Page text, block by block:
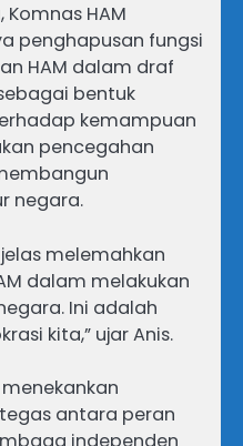
HAM
penghapusan fungsi
HAM dalam draf
bentuk
kemampuan
pencegahan
negara.
melemahkan
dalam melakukan
Ini adalah
kita,” ujar Anis.
menekankan
antara peran
independen